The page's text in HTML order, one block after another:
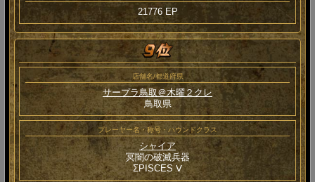
21776 EP
店舗名/都道府県
サープラ鳥取＠木曜２クレ
鳥取県
プレーヤー名・称号・ハウンドクラス
シャイア
冥闇の破滅兵器
ΣPISCES Ⅴ